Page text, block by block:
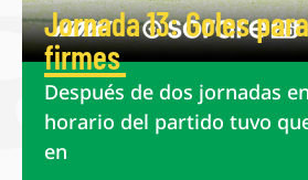
Jornada 13: Goles
firmes
Después de dos jornadas
horario del partido tuvo
en